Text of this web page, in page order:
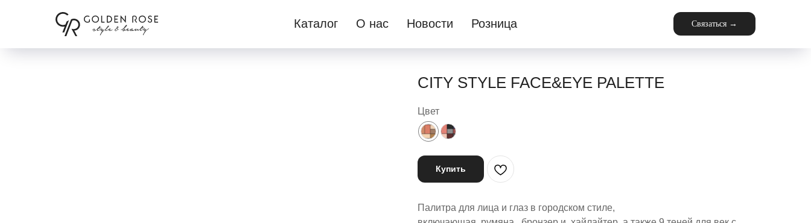
Каталог О нас Новости Розница Связаться →
CITY STYLE FACE&EYE PALETTE
Цвет
Купить
Палитра для лица и глаз в городском стиле,